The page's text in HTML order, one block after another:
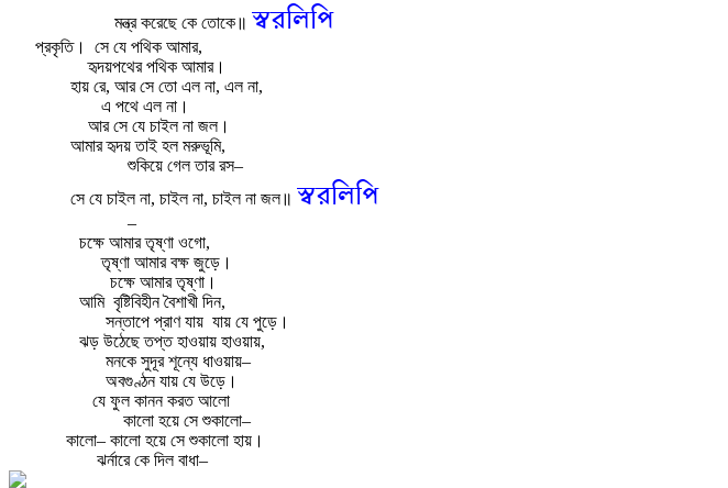
মন্ত্র করেছে কে তোকে॥ স্বরলিপি
প্রকৃতি।
সে যে পথিক আমার,
হৃদয়পথের পথিক আমার।
হায় রে, আর সে তো এল না, এল না,
এ পথে এল না।
আর সে যে চাইল না জল।
আমার হৃদয় তাই হল মরুভূমি,
শুকিয়ে গেল তার রস–
সে যে চাইল না, চাইল না, চাইল না জল॥ স্বরলিপি
–
চক্ষে আমার তৃষ্ণা ওগো,
তৃষ্ণা আমার বক্ষ জুড়ে।
চক্ষে আমার তৃষ্ণা।
আমি বৃষ্টিবিহীন বৈশাখী দিন,
সন্তাপে প্রাণ যায় যায় যে পুড়ে।
ঝড় উঠেছে তপ্ত হাওয়ায় হাওয়ায়,
মনকে সুদূর শূন্যে ধাওয়ায়–
অবগুণ্ঠন যায় যে উড়ে।
যে ফুল কানন করত আলো
কালো হয়ে সে শুকালো–
কালো– কালো হয়ে সে শুকালো হায়।
ঝর্নারে কে দিল বাধা–